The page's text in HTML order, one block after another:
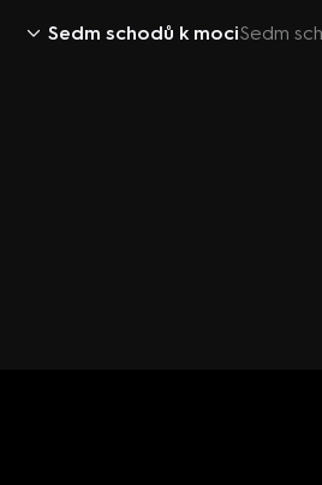
Sedm schodů k moci